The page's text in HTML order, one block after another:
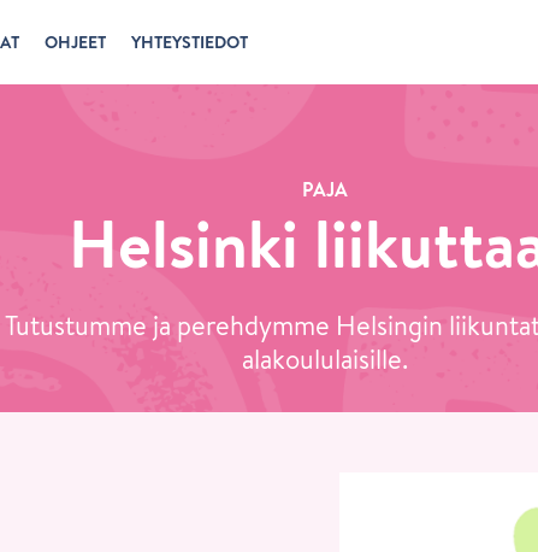
OHJEET YHTEYSTIEDOT
PAJA
Helsinki
Tutustumme ja perehdymme Helsingin
alakoululaisille.